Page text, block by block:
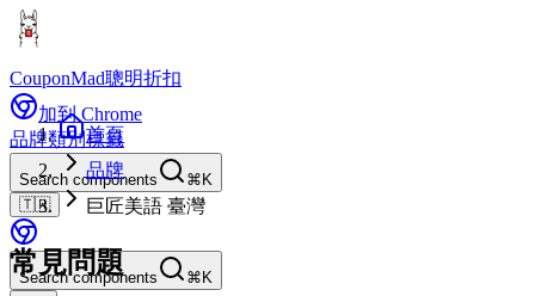
CouponMad聰明折扣
加到 Chrome
品牌類別標籤
Search components
⌘K
🇹🇼
Search components ⌘K
首頁
品牌
巨匠美語 臺灣
常見問題